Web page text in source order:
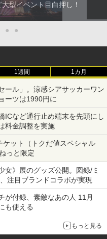
型イベント目白押し！
● ●
1週間 1カ月
ール」。涼感シアサッカーワン
ーツは1990円に
ICなど通行止め端末を先頭にし
料金調整を実施
ット（トクだ値スペシャル
っと限定
女》展のグッズ公開。図録/ミ
注目ブランドコラボが実現
が付録、素敵なあの人 11月
も使える
もっと見る